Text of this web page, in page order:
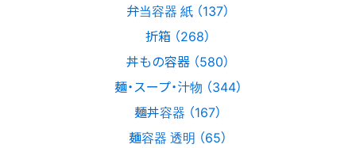
弁当容器 紙 （137）
折箱 （268）
丼もの容器 （580）
麺・スープ・汁物 （344）
麺丼容器 （167）
麺容器 透明 （65）